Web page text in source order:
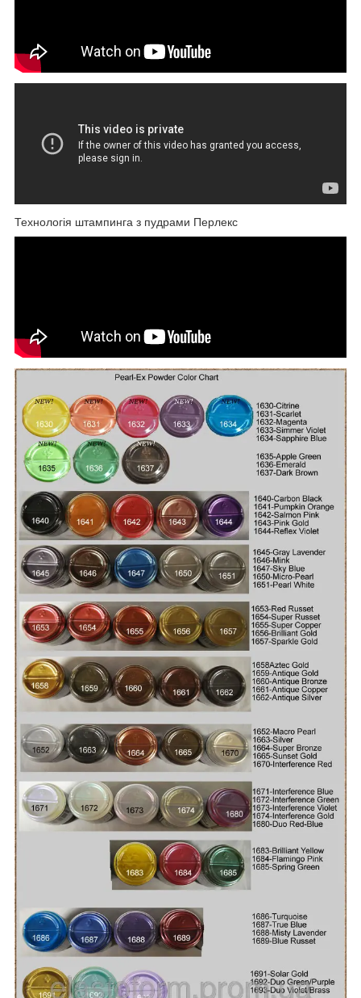
Технологія штампинга з пудрами Перлекс